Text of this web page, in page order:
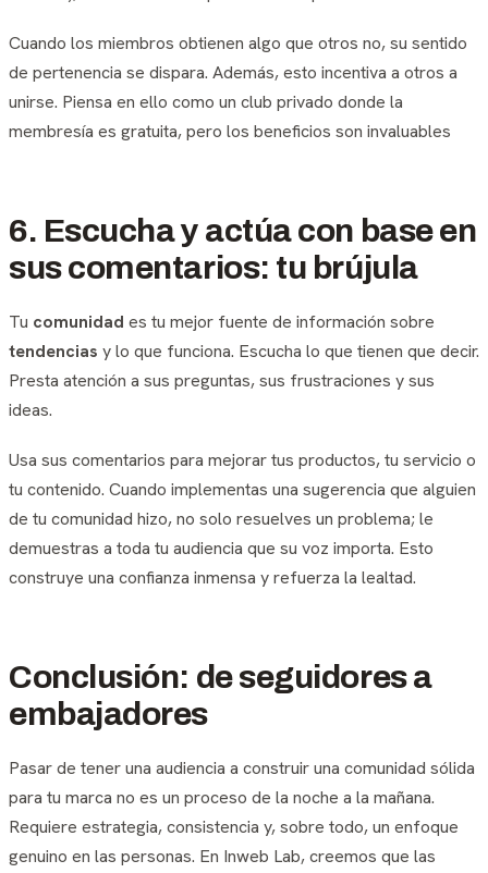
Cuando los miembros obtienen algo que otros no, su sentido
de pertenencia se dispara. Además, esto incentiva a otros a
unirse. Piensa en ello como un club privado donde la
membresía es gratuita, pero los beneficios son invaluables
6. Escucha y actúa con base en
sus comentarios: tu brújula
Tu comunidad es tu mejor fuente de información sobre
tendencias y lo que funciona. Escucha lo que tienen que decir.
Presta atención a sus preguntas, sus frustraciones y sus
ideas.
Usa sus comentarios para mejorar tus productos, tu servicio o
tu contenido. Cuando implementas una sugerencia que alguien
de tu comunidad hizo, no solo resuelves un problema; le
demuestras a toda tu audiencia que su voz importa. Esto
construye una confianza inmensa y refuerza la lealtad.
Conclusión: de seguidores a
embajadores
Pasar de tener una audiencia a construir una comunidad sólida
para tu marca no es un proceso de la noche a la mañana.
Requiere estrategia, consistencia y, sobre todo, un enfoque
genuino en las personas. En Inweb Lab, creemos que las